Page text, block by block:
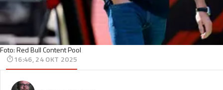
Foto: Red Bull Content Pool
16:46, 24 OKT 2025